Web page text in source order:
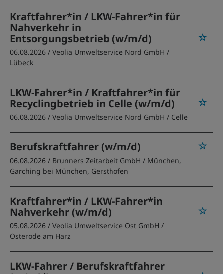
Kraftfahrer*in / LKW-Fahrer*in für
Nahverkehr in
Entsorgungsbetrieb (w/m/d)
06.08.2026 / Veolia Umweltservice Nord GmbH /
Lübeck
LKW-Fahrer*in / Kraftfahrer*in für
Recyclingbetrieb in Celle (w/m/d)
06.08.2026 / Veolia Umweltservice Nord GmbH / Celle
Berufskraftfahrer (w/m/d)
06.08.2026 / Brunners Zeitarbeit GmbH / München,
Garching bei München, Gersthofen
Kraftfahrer*in / LKW-Fahrer*in
Nahverkehr (w/m/d)
05.08.2026 / Veolia Umweltservice Ost GmbH /
Osterode am Harz
LKW-Fahrer / Berufskraftfahrer